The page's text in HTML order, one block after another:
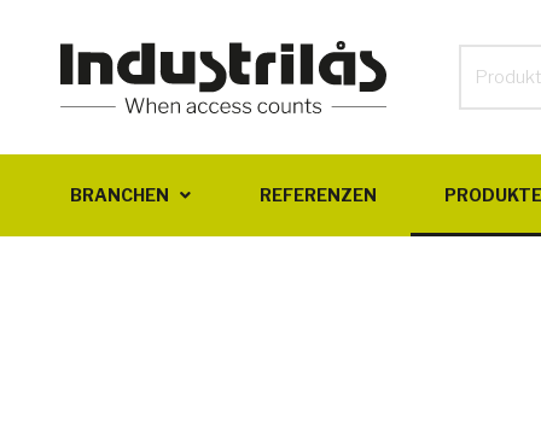
BRANCHEN REFERENZEN PRODUKTE